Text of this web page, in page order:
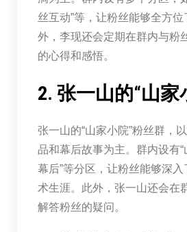
丝互动”等，让粉丝能够全方
外，李现还会定期在群内与粉
的心得和感悟。
2. 张一山的“山家
张一山的“山家小院”粉丝群，
品和幕后故事为主。群内设有“
幕后”等分区，让粉丝能够深
术生涯。此外，张一山还会在
解答粉丝的疑问。